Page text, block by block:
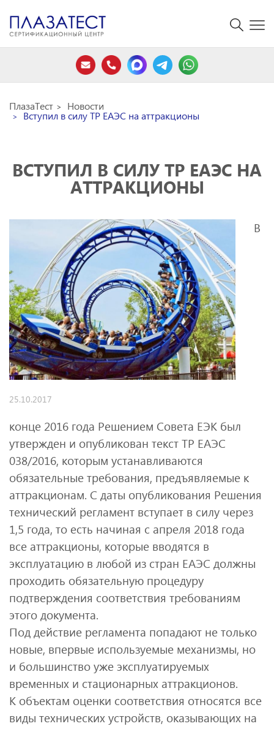
ПлазаТест Новости
Вступил в силу ТР ЕАЭС на аттракционы
ВСТУПИЛ В СИЛУ ТР ЕАЭС НА
АТТРАКЦИОНЫ
25.10.2017
В
конце 2016 года Решением Совета ЕЭК был
утвержден и опубликован текст ТР ЕАЭС
038/2016, которым устанавливаются
обязательные требования, предъявляемые к
аттракционам. С даты опубликования Решения
технический регламент вступает в силу через
1,5 года, то есть начиная с апреля 2018 года
все аттракционы, которые вводятся в
эксплуатацию в любой из стран ЕАЭС должны
проходить обязательную процедуру
подтверждения соответствия требованиям
этого документа.
Под действие регламента попадают не только
новые, впервые используемые механизмы, но
и большинство уже эксплуатируемых
временных и стационарных аттракционов.
К объектам оценки соответствия относятся все
виды технических устройств, оказывающих на